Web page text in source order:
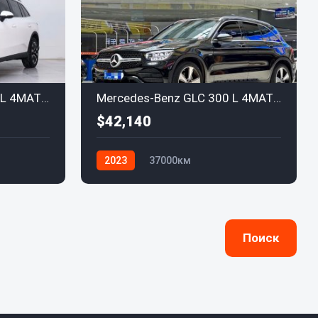
Mercedes-Benz GLC 260 L 4MATIC Dynamic (5-местный) 2023 Mercedes-Benz GLC 300 L 4MATIC Dynamic Special Edition 2022
$42,140
2023
37000км
Поиск